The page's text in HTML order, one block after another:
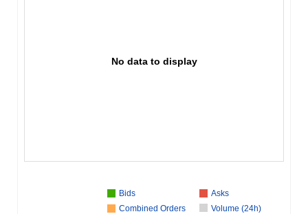
No data to display
Bids
Asks
Combined Orders
Volume (24h)